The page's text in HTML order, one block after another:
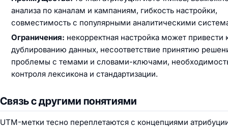
анализа по каналам и кампаниям, гибкость настройки,
совместимость с популярными аналитическими
Ограничения: некорректная настройка может привести
дублированию данных, несоответствие принятию
проблемы с темами и словами-ключами,
контроля лексикона и стандартизации.
Связь с другими понятиями
UTM-метки тесно переплетаются с концепциями